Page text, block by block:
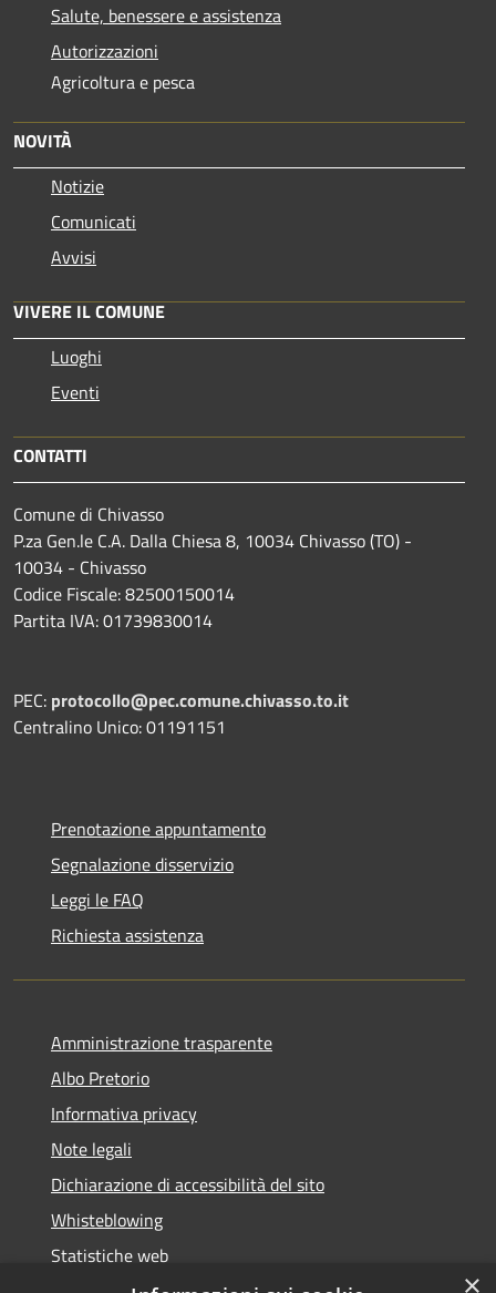
Salute, benessere e assistenza
Autorizzazioni
Agricoltura e pesca
NOVITÀ
Notizie
Comunicati
Avvisi
VIVERE IL COMUNE
Luoghi
Eventi
CONTATTI
Comune di Chivasso
P.za Gen.le C.A. Dalla Chiesa 8, 10034 Chivasso (TO) -
10034 - Chivasso
Codice Fiscale: 82500150014
Partita IVA: 01739830014
PEC: protocollo@pec.comune.chivasso.to.it
Centralino Unico: 01191151
Prenotazione appuntamento
Segnalazione disservizio
Leggi le FAQ
Richiesta assistenza
Amministrazione trasparente
Albo Pretorio
Informativa privacy
Note legali
Dichiarazione di accessibilità del sito
Whisteblowing
Statistiche web
×